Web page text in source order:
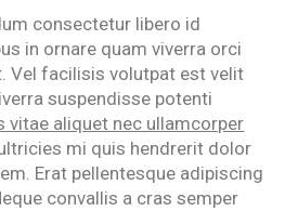
consectetur libero id
in ornare quam viverra orci
Vel facilisis volutpat est velit
suspendisse potenti
vitae aliquet nec ullamcorper
mi quis hendrerit dolor
Erat pellentesque adipiscing
convallis a cras semper